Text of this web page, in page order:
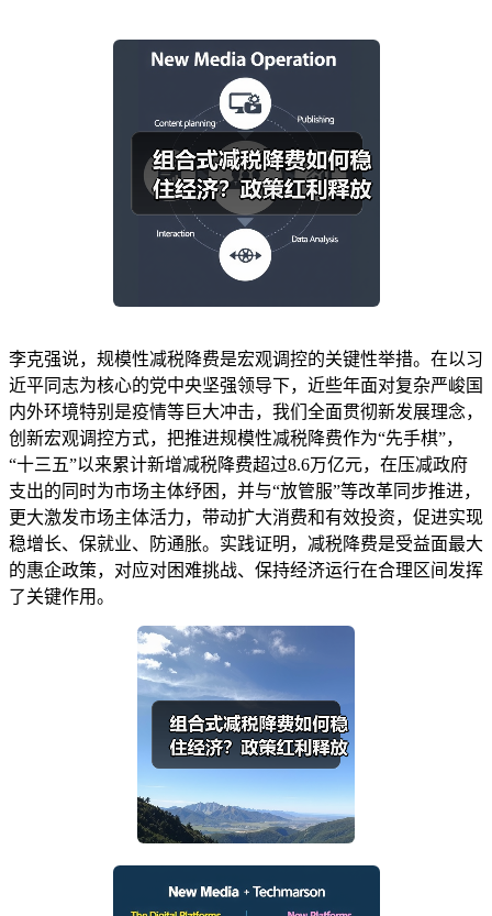
李克强说，规模性减税降费是宏观调控的关键性举措。在以习
近平同志为核心的党中央坚强领导下，近些年面对复杂严峻国
内外环境特别是疫情等巨大冲击，我们全面贯彻新发展理念，
创新宏观调控方式，把推进规模性减税降费作为“先手棋”，
“十三五”以来累计新增减税降费超过8.6万亿元，在压减政府
支出的同时为市场主体纾困，并与“放管服”等改革同步推进，
更大激发市场主体活力，带动扩大消费和有效投资，促进实现
稳增长、保就业、防通胀。实践证明，减税降费是受益面最大
的惠企政策，对应对困难挑战、保持经济运行在合理区间发挥
了关键作用。